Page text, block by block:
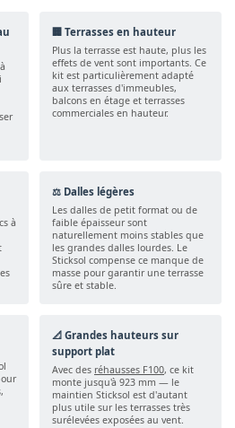
🏢 Terrasses en hauteur
Plus la terrasse est haute, plus les
effets de vent sont importants. Ce
kit est particulièrement adapté
aux terrasses d'immeubles,
balcons en étage et terrasses
commerciales en hauteur.
à
⚖️ Dalles légères
Les dalles de petit format ou de
faible épaisseur sont
naturellement moins stables que
les grandes dalles lourdes. Le
Sticksol compense ce manque de
masse pour garantir une terrasse
sûre et stable.
📐 Grandes hauteurs sur
support plat
Avec des réhausses F100, ce kit
monte jusqu'à 923 mm — le
maintien Sticksol est d'autant
plus utile sur les terrasses très
surélevées exposées au vent.